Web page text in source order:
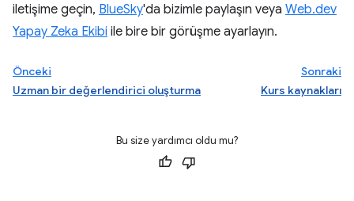
iletişime geçin, BlueSky'da bizimle paylaşın veya Web.dev
Yapay Zeka Ekibi ile bire bir görüşme ayarlayın.
Önceki
Uzman bir değerlendirici oluşturma
Sonraki
Kurs kaynakları
Bu size yardımcı oldu mu?